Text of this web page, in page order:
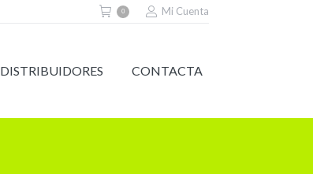
0 Mi Cuenta
DISTRIBUIDORES CONTACTA